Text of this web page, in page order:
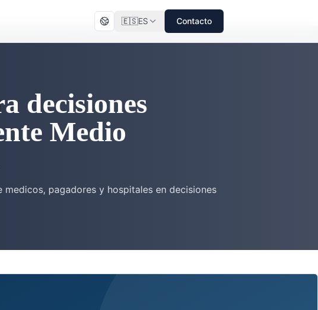
🇪🇸ES Contacto
decisiones
Medio
pagadores y hospitales en decisiones